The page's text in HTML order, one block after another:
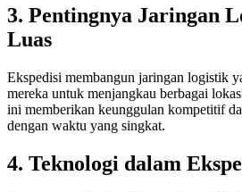
3. Pentingnya Jaringan
Luas
Ekspedisi membangun jaringan logistik
mereka untuk menjangkau berbagai
ini memberikan keunggulan kompetitif
dengan waktu yang singkat.
4. Teknologi dalam